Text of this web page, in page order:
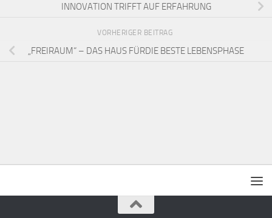
INNOVATION TRIFFT AUF ERFAHRUNG
VORHERIGER BEITRAG
„FREIRAUM“ – DAS HAUS FÜRDIE BESTE LEBENSPHASE